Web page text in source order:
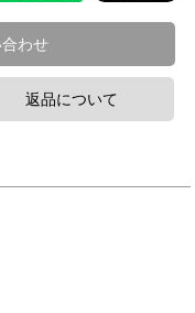
わせ
返品について